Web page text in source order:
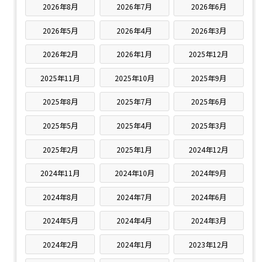
2026年8月 2026年7月 2026年6月
2026年5月 2026年4月 2026年3月
2026年2月 2026年1月 2025年12月
2025年11月 2025年10月 2025年9月
2025年8月 2025年7月 2025年6月
2025年5月 2025年4月 2025年3月
2025年2月 2025年1月 2024年12月
2024年11月 2024年10月 2024年9月
2024年8月 2024年7月 2024年6月
2024年5月 2024年4月 2024年3月
2024年2月 2024年1月 2023年12月